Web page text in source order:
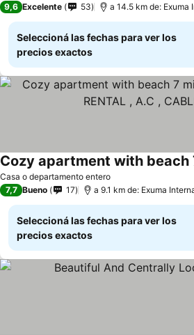
9,6 Excelente 53 a 14.5 km de:
Seleccioná las fechas para ver los
precios exactos
Casa o departamento entero
7,7 Bueno 17 a 9.1 km de: Exuma
Seleccioná las fechas para ver los
precios exactos